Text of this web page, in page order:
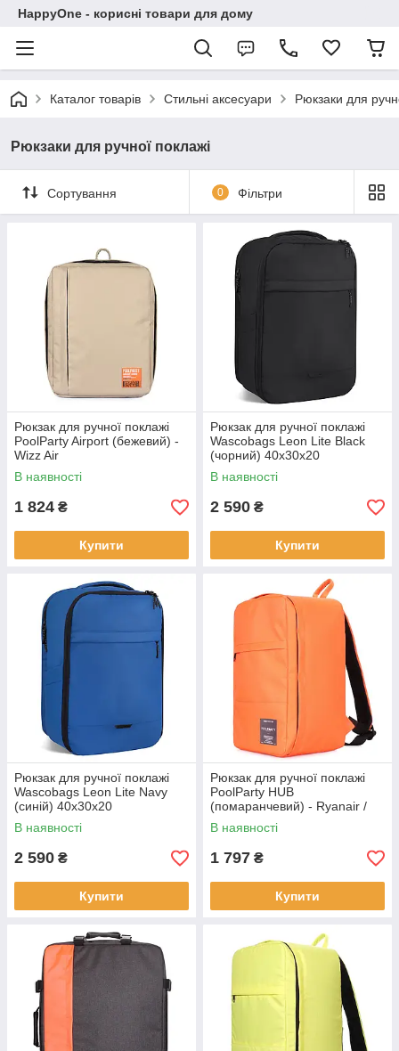
HappyOne - корисні товари для дому
Каталог товарів Стильні аксесуари Рюкзаки для
Рюкзаки для ручної поклажі
Сортування 0 Фільтри
Рюкзак для ручної поклажі
PoolParty Airport (бежевий) -
Wizz Air
В наявності
1 824 ₴
Купити
Рюкзак для ручної поклажі
Wascobags Leon Lite Black
(чорний) 40x30x20
В наявності
2 590 ₴
Купити
Рюкзак для ручної поклажі
Wascobags Leon Lite Navy
(синій) 40x30x20
В наявності
2 590 ₴
Купити
Рюкзак для ручної поклажі
PoolParty HUB
(помаранчевий) - Ryanair /
Wizz Air / МАУ
В наявності
1 797 ₴
Купити